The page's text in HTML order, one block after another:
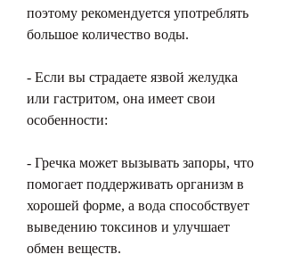
поэтому рекомендуется употреблять
большое количество воды.
- Если вы страдаете язвой желудка
или гастритом, она имеет свои
особенности:
- Гречка может вызывать запоры, что
помогает поддерживать организм в
хорошей форме, а вода способствует
выведению токсинов и улучшает
обмен веществ.